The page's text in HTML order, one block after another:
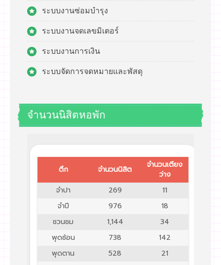
ระบบงานซ่อมบำรุง
ระบบงานจดเลขมิเตอร์
ระบบงานการเงิน
ระบบจัดการจดหมายและพัสดุ
จำนวนนิสิตหอพัก